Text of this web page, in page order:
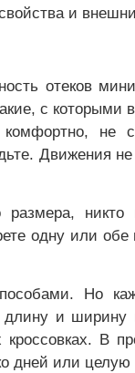
и
отеков
с которыми
не
Движения
никто
одну или обе
Но
длину и ширину
В
дней или